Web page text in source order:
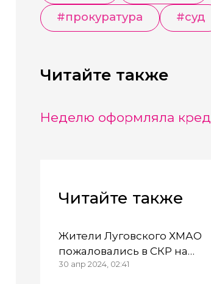
#прокуратура #суд
Читайте также
Неделю оформляла
Читайте также
Жители Луговского ХМАО
пожаловались в СКР на
длительное нерасселение
30 апр 2024, 02:41